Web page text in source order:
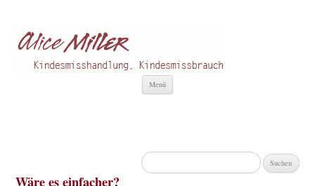
Menü
Suchen
nach:
Wäre es einfacher?